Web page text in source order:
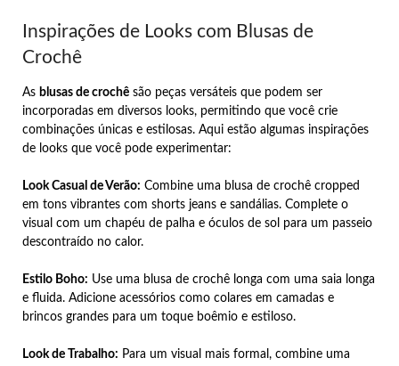
Inspirações de Looks com Blusas de
Crochê
As blusas de crochê são peças versáteis que podem ser
incorporadas em diversos looks, permitindo que você crie
combinações únicas e estilosas. Aqui estão algumas inspirações
de looks que você pode experimentar:
Look Casual de Verão: Combine uma blusa de crochê cropped
em tons vibrantes com shorts jeans e sandálias. Complete o
visual com um chapéu de palha e óculos de sol para um passeio
descontraído no calor.
Estilo Boho: Use uma blusa de crochê longa com uma saia longa
e fluida. Adicione acessórios como colares em camadas e
brincos grandes para um toque boêmio e estiloso.
Look de Trabalho: Para um visual mais formal, combine uma